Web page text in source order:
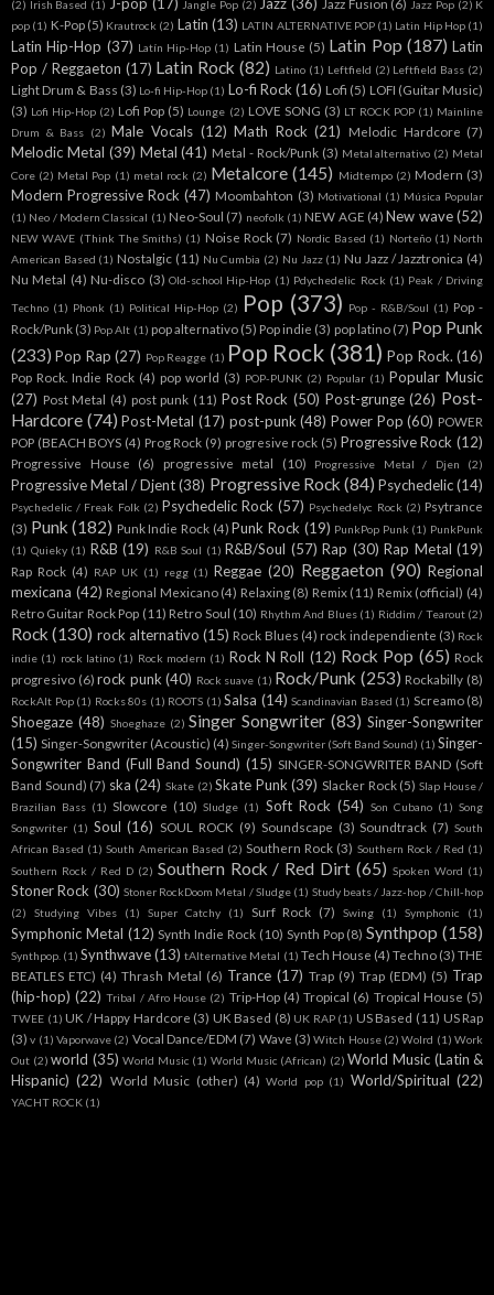
(2) Irish Based (1) Jangle Pop (2) Jazz Fusion (6) Jazz Pop (2) K
pop (1) K-Pop (5) Krautrock (2) Latin (13) LATIN ALTERNATIVE POP (1) Latin Hip Hop (1)
Latin Hip-Hop (37) Latín Hip-Hop (1) Latin House (5) Latin Pop (187) Latin
Pop / Reggaeton (17) Latin Rock (82) Latino (1) Leftfield (2) Leftfield Bass (2)
Light Drum & Bass (3) Lo-fi Hip-Hop (1) Lo-fi Rock (16) Lofi (5) LOFI (Guitar Music)
(3) Lofi Hip-Hop (2) Lofi Pop (5) Lounge (2) LOVE SONG (3) LT ROCK POP (1) Mainline
Drum & Bass (2) Male Vocals (12) Math Rock (21) Melodic Hardcore (7)
Melodic Metal (39) Metal (41) Metal - Rock/Punk (3) Metal alternativo (2) Metal
Core (2) Metal Pop (1) metal rock (2) Metalcore (145) Midtempo (2) Modern (3)
Modern Progressive Rock (47) Moombahton (3) Motivational (1) Música Popular
(1) Neo / Modern Classical (1) Neo-Soul (7) neofolk (1) NEW AGE (4) New wave (52)
NEW WAVE (Think The Smiths) (1) Noise Rock (7) Nordic Based (1) Norteño (1) North
American Based (1) Nostalgic (11) Nu Cumbia (2) Nu Jazz (1) Nu Jazz / Jazztronica (4)
Nu Metal (4) Nu-disco (3) Old-school Hip-Hop (1) Pdychedelic Rock (1) Peak / Driving
Techno (1) Phonk (1) Political Hip-Hop (2) Pop (373) Pop - R&B/Soul (1) Pop -
Rock/Punk (3) Pop Alt (1) pop alternativo (5) Pop indie (3) pop latino (7) Pop Punk
(233) Pop Rap (27) Pop Reagge (1) Pop Rock (381) Pop Rock. (16)
Pop Rock. Indie Rock (4) pop world (3) POP-PUNK (2) Popular (1) Popular Music
(27) Post Metal (4) post punk (11) Post Rock (50) Post-grunge (26) Post-
Hardcore (74) Post-Metal (17) post-punk (48) Power Pop (60) POWER
POP (BEACH BOYS (4) Prog Rock (9) progresive rock (5) Progressive Rock (12)
Progressive House (6) progressive metal (10) Progressive Metal / Djen (2)
Progressive Metal / Djent (38) Progressive Rock (84) Psychedelic(14)
Psychedelic / Freak Folk (2) Psychedelic Rock (57) Psychedelyc Rock (2) Psytrance
(3) Punk (182) Punk Indie Rock (4) Punk Rock (19) PunkPop Punk (1) PunkPunk
(1) Quieky (1) R&B (19) R&B Soul (1) R&B/Soul (57) Rap (30) Rap Metal (19)
Rap Rock (4) RAP UK (1) regg (1) Reggae (20) Reggaeton (90) Regional
mexicana (42) Regional Mexicano (4) Relaxing (8) Remix (11) Remix (official) (4)
Retro Guitar Rock Pop (11) Retro Soul (10) Rhythm And Blues (1) Riddim / Tearout (2)
Rock (130) rock alternativo (15) Rock Blues (4) rock independiente (3) Rock
indie (1) rock latino (1) Rock modern (1) Rock N Roll (12) Rock Pop (65) Rock
progresivo (6) rock punk (40) Rock suave (1) Rock/Punk (253) Rockabilly (8)
RockAlt Pop (1) Rocks 80s (1) ROOTS (1) Salsa (14) Scandinavian Based (1) Screamo (8)
Shoegaze (48) Shoeghaze (2) Singer Songwriter (83) Singer-Songwriter
(15) Singer-Songwriter (Acoustic) (4) Singer-Songwriter (Soft Band Sound) (1) Singer-
Songwriter Band (Full Band Sound) (15) SINGER-SONGWRITER BAND (Soft
Band Sound) (7) ska (24) Skate (2) Skate Punk (39) Slacker Rock (5) Slap House /
Brazilian Bass (1) Slowcore (10) Sludge (1) Soft Rock (54) Son Cubano (1) Song
Songwriter (1) Soul (16) SOUL ROCK (9) Soundscape (3) Soundtrack (7) South
African Based (1) South American Based (2) Southern Rock (3) Southern Rock / Red (1)
Southern Rock / Red D (2) Southern Rock / Red Dirt (65) Spoken Word (1)
Stoner Rock (30) Stoner RockDoom Metal / Sludge (1) Study beats / Jazz-hop / Chill-hop
(2)
Studying Vibes (1) Super Catchy (1) Surf Rock (7) Swing (1) Symphonic (1)
Symphonic Metal (12) Synth Indie Rock (10) Synth Pop (8) Synthpop (158)
Synthpop. (1) Synthwave (13) tAlternative Metal (1) Tech House (4) Techno (3) THE
BEATLES ETC) (4) Thrash Metal (6) Trance (17) Trap (9) Trap (EDM) (5) Trap
(hip-hop) (22) Tribal / Afro House (2) Trip-Hop (4) Tropical (6) Tropical House (5)
TWEE (1) UK / Happy Hardcore (3) UK Based (8) UK RAP (1) US Based (11) US Rap
(3) v (1) Vaporwave (2) Vocal Dance/EDM (7) Wave (3) Witch House (2) Wolrd (1) Work
Out (2) world (35) World Music (1) World Music (African) (2) World Music (Latin &
Hispanic) (22) World Music (other) (4) World pop (1) World/Spiritual (22)
YACHT ROCK (1)